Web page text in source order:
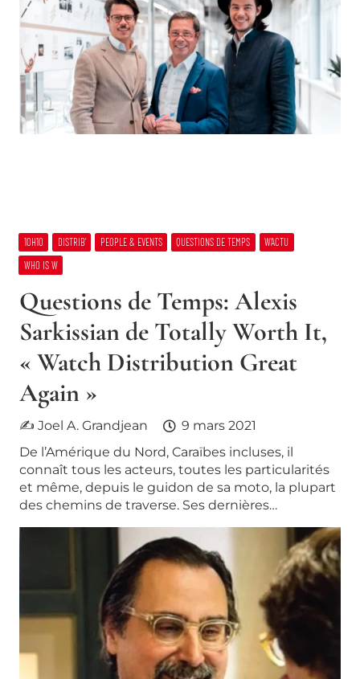
10H10 DISTRIB’ PEOPLE & EVENTS QUESTIONS DE TEMPS
W’ACTU
WHO IS W
Questions de Temps: Alexis
Sarkissian de Totally Worth It,
« Watch Distribution Great
Again »​
✍ Joel A. Grandjean
9 mars 2021
De l’Amérique du Nord, Caraïbes incluses, il
connaît tous les acteurs, toutes les particularités
et même, depuis le guidon de sa moto, la plupart
des chemins de traverse. Ses dernières…